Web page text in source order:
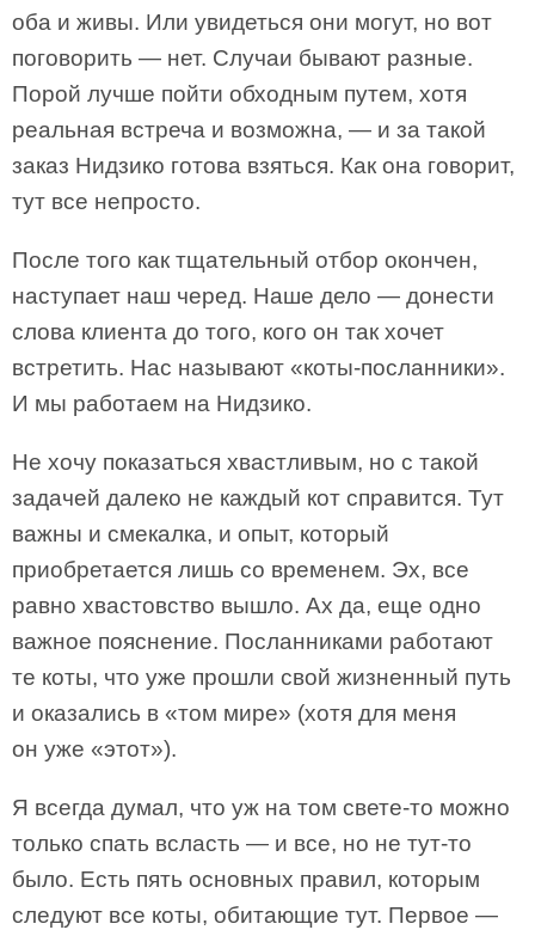
оба и живы. Или увидеться они могут, но вот
поговорить — нет. Случаи бывают разные.
Порой лучше пойти обходным путем, хотя
реальная встреча и возможна, — и за такой
заказ Нидзико готова взяться. Как она говорит,
тут все непросто.
После того как тщательный отбор окончен,
наступает наш черед. Наше дело — донести
слова клиента до того, кого он так хочет
встретить. Нас называют «коты-посланники».
И мы работаем на Нидзико.
Не хочу показаться хвастливым, но с такой
задачей далеко не каждый кот справится. Тут
важны и смекалка, и опыт, который
приобретается лишь со временем. Эх, все
равно хвастовство вышло. Ах да, еще одно
важное пояснение. Посланниками работают
те коты, что уже прошли свой жизненный путь
и оказались в «том мире» (хотя для меня
он уже «этот»).
Я всегда думал, что уж на том свете-то можно
только спать всласть — и все, но не тут-то
было. Есть пять основных правил, которым
следуют все коты, обитающие тут. Первое —